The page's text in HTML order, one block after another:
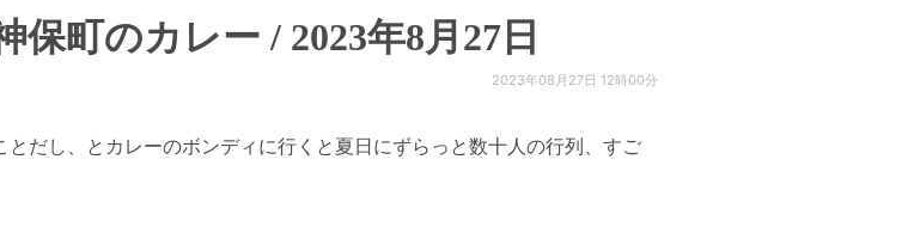
保町のカレー / 2023年8月27日
2023年08月27日 12時00分
だし、とカレーのボンディに行くと夏日にずらっと数十人の行列、すご